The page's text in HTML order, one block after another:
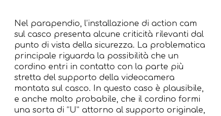
Nel parapendio, l’installazione di action cam
sul casco presenta alcune criticità rilevanti dal
punto di vista della sicurezza. La problematica
principale riguarda la possibilità che un
cordino entri in contatto con la parte più
stretta del supporto della videocamera
montata sul casco. In questo caso è plausibile,
e anche molto probabile, che il cordino formi
una sorta di “U” attorno al supporto originale,